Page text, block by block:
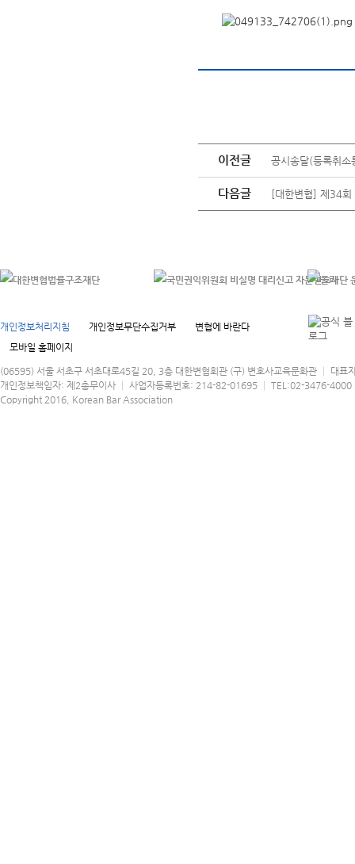
이전글 공시송달(등록취소
다음글 [대한변협] 제34회
개인정보처리지침 개인정보무단수집거부
변협에 바란다
모바일 홈페이지
(06595) 서울 서초구 서초대로45길 20, 3층 대한변협회관 (구) 변호사교육문화관 │ 대표
개인정보책임자: 제2총무이사 │ 사업자등록번호: 214-82-01695 │ TEL:02-3476-
Copyright 2016, Korean Bar Association